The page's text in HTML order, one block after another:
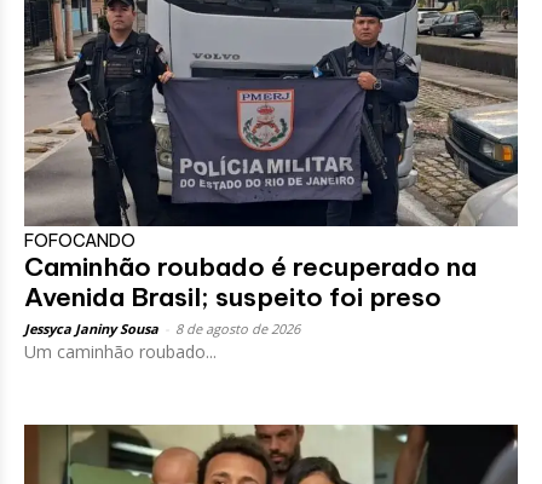
FOFOCANDO
Caminhão roubado é recuperado na
Avenida Brasil; suspeito foi preso
Jessyca Janiny Sousa 8 de agosto de 2026
Um caminhão roubado...